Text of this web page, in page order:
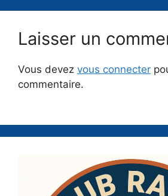
Laisser un
Vous devez vous connecter
commentaire.